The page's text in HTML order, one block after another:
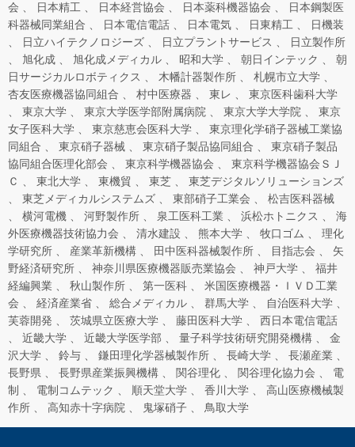
会
日本精工 日本経営協会 日本薬科機器協会
日本鋼製医
科器械同業組合
日本電信電話 日本電気 日東精工
日機装
日立ハイテクノロジーズ
日立プラントサービス
日立製作所
旭化成
旭化成メディカル 昭和大学 朝日インテック
朝
日サージカルロボティクス
木幡計器製作所
札幌市立大学
杏友医療機器協同組合
村中医療器 東レ
東京医科歯科大学
東京大学
東京大学医学部附属病院 東京大学大学院
東京
女子医科大学
東京慈恵会医科大学
東京理化学硝子器械工業協
同組合
東京硝子器械 東京硝子製品協同組合
東京硝子製品
協同組合医理化部会
東京科学機器協会
東京科学機器協会ＳＪ
Ｃ
東北大学 東機貿 東芝
東芝デジタルソリューションズ
東芝メディカルシステムズ
東部硝子工業会
松吉医科器械
横河電機
河野製作所 泉工医科工業 浜松ホトニクス
海
外医療機器技術協力会
清水建設 熊本大学 牧口ゴム
理化
学研究所
産業革新機構 田中医科器械製作所 目指志会
矢
野経済研究所
神奈川県医療機器販売業協会 神戸大学
福井
経編興業
秋山製作所 第一医科
米国医療機器・ＩＶＤ工業
会
経済産業省 総合メディカル 群馬大学
自治医科大学
芙蓉開発
茨城県立医療大学 藤田医科大学
西日本電信電話
近畿大学
近畿大学医学部 量子科学技術研究開発機構
金
沢大学
鈴与 鎌田理化学器械製作所 長崎大学
長瀬産業
長野県
長野県産業振興機構 関谷理化 関谷理化協力会
電
制
電制コムテック 順天堂大学 香川大学
高山医療機械製
作所
高知赤十字病院 鬼塚硝子 鳥取大学